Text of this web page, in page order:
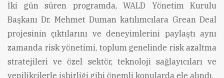
İki gün süren programda, WALD Yönetim Kurulu
Başkanı Dr. Mehmet Duman katılımcılara Grean Deal
projesinin çıktılarını ve deneyimlerini paylaştı aynı
zamanda risk yönetimi, toplum genelinde risk azaltma
stratejileri ve özel sektör, teknoloji sağlayıcıları ve
yenilikçilerle işbirliği gibi önemli konularda ele alındı.